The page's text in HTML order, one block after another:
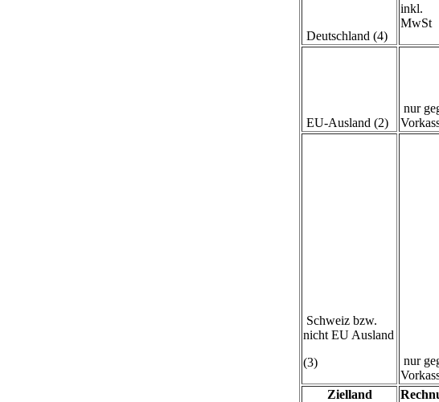
Zielland
Deutschland (4)
inkl.
MwSt
EU-Ausland (2)
nur
Schweiz bzw.
nicht EU Ausland
(3)
nur